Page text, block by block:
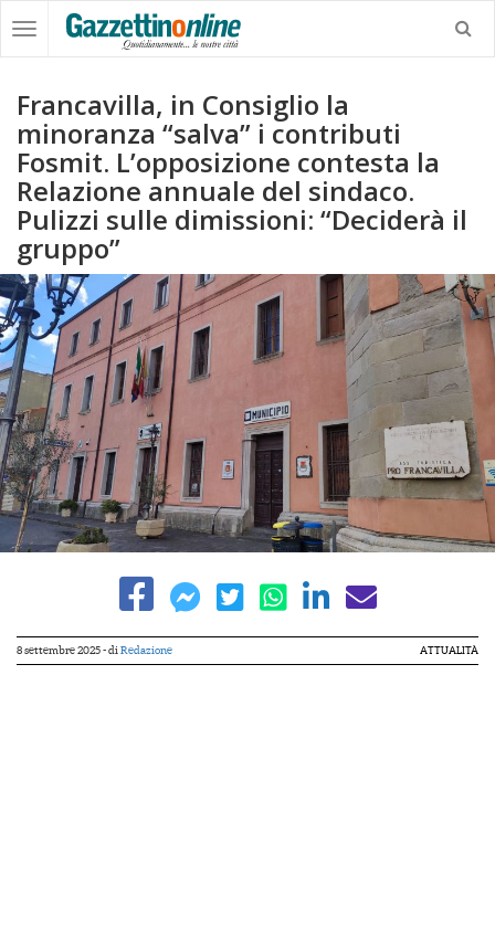
Francavilla, in Consiglio la
minoranza “salva” i contributi
Fosmit. L’opposizione contesta la
Relazione annuale del sindaco.
Pulizzi sulle dimissioni: “Deciderà il
gruppo”
8 settembre 2025- di Redazione ATTUALITÀ